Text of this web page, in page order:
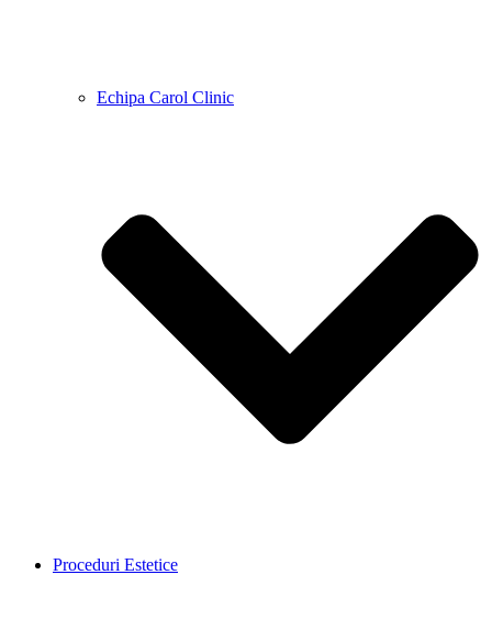
Echipa Carol Clinic
Proceduri Estetice